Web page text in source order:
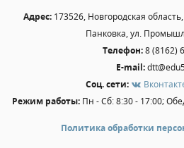
Региональная
СВЕДЕНИЯ ОБ
Основные сведения
Структура и органы
организацией
Адрес: 173526, Новгородская
Панковка, ул.
Телефон:8 (8162)
E-mail:
Соц. сети:
Режим работы: Пн - Сб: 8:30 - 17:00;
Политика обработки